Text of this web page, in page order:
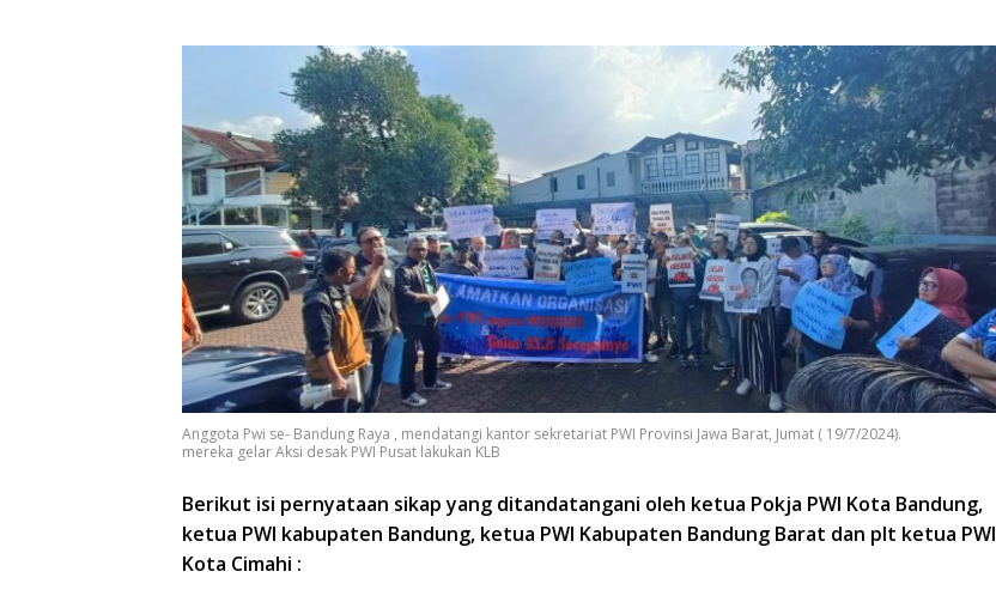
Anggota Pwi se- Bandung Raya , mendatangi kantor sekretariat PWI Provinsi Jawa Barat, Jumat ( 19/7/2024).
mereka gelar Aksi desak PWI Pusat lakukan KLB
Berikut isi pernyataan sikap yang ditandatangani oleh ketua Pokja PWI Kota Bandung,
ketua PWI kabupaten Bandung, ketua PWI Kabupaten Bandung Barat dan plt ketua PWI
Kota Cimahi :